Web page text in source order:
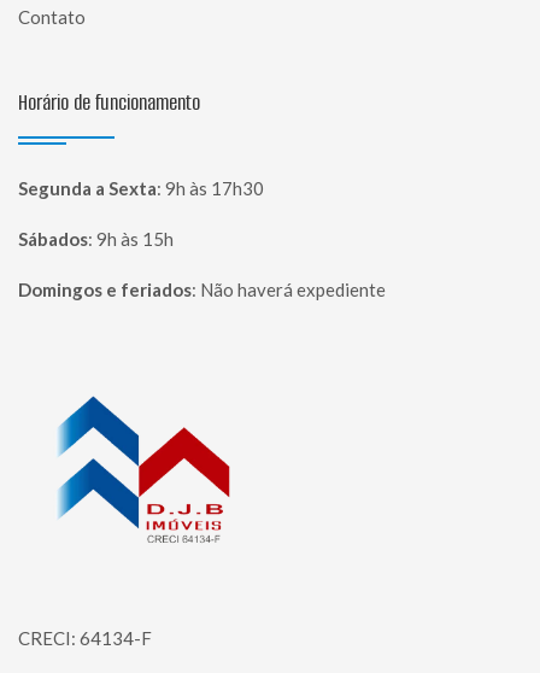
Contato
Horário de funcionamento
Segunda a Sexta: 9h às 17h30
Sábados: 9h às 15h
Domingos e feriados: Não haverá expediente
CRECI: 64134-F